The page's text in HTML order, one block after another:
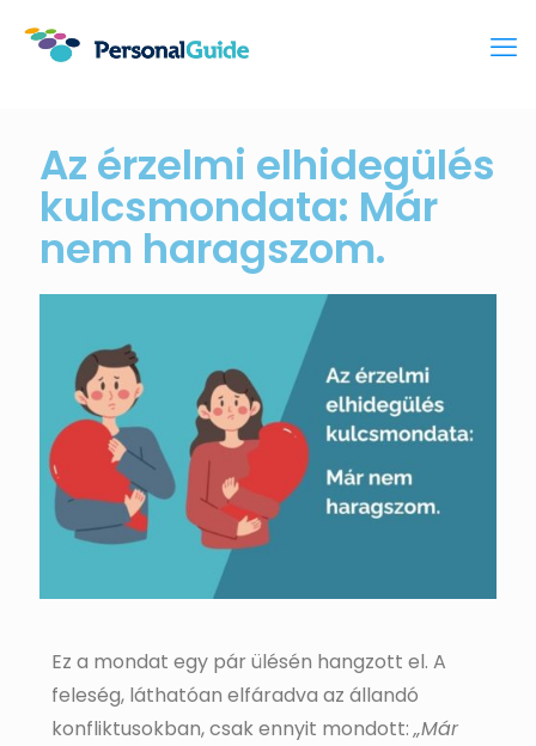
Az érzelmi elhidegülés
kulcsmondata: Már
nem haragszom.
Ez a mondat egy pár ülésén hangzott el. A
feleség, láthatóan elfáradva az állandó
konfliktusokban, csak ennyit mondott:„Már